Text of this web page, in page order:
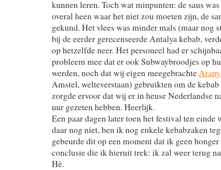
kunnen leren. Toch wat minpunten: de saus
overal heen waar het niet zou moeten zijn, de
gekund. Het vlees was minder mals (maar nog
bij de eerder gerecenseerde Antalya kebab,
op hetzelfde neer. Het personeel had er
probleem mee dat er ook Subwaybroodjes op
werden, noch dat wij eigen meegebrachte
Amstel, welteverstaan) gebruikten om de
zorgde ervoor dat wij er in heuse Nederlandse
uur gezeten hebben. Heerlijk.
Een paar dagen later toen het festival ten
daar nog niet, ben ik nog enkele kebabzaken
gebeurde dit op een moment dat ik geen
conclusie die ik hieruit trek: ik zal weer terug
Hè.